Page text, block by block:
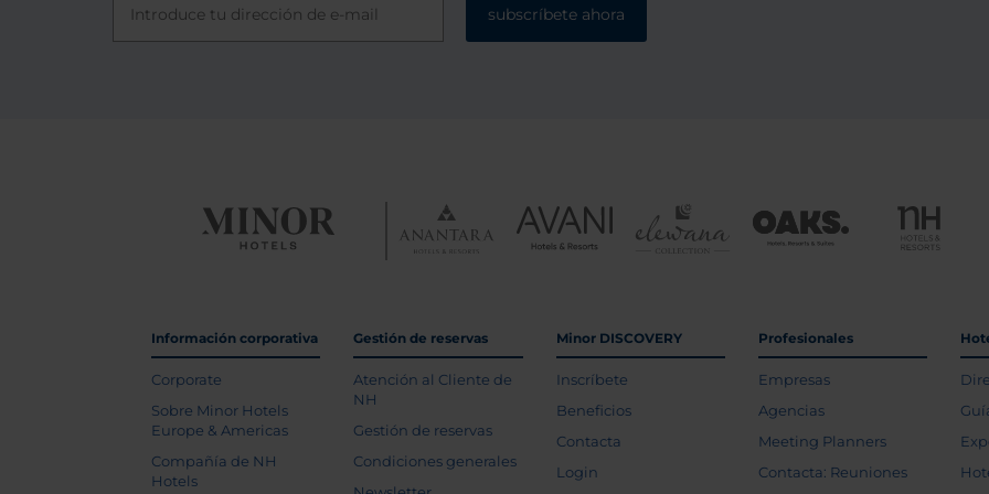
subscríbete ahora
Información corporativa
Corporate
Sobre Minor Hotels
Europe & Americas
Compañía de NH
Hotels
Gestión de reservas
Atención al Cliente de
NH
Gestión de reservas
Condiciones generales
Minor DISCOVERY
Inscríbete
Beneficios
Contacta
Login
Profesionales
Empresas
Agencias
Meeting Planners
Contacta: Reuniones